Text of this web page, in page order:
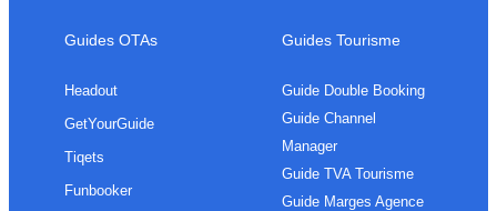
Guides OTAs
Headout
GetYourGuide
Tiqets
Funbooker
Guides Tourisme
Guide Double Booking
Guide Channel
Manager
Guide TVA Tourisme
Guide Marges Agence